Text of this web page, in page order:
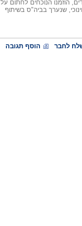
הוזמנו הנוכחים לחתום על
שנערך בביה"ס בשיתוף
לחבר הוסף תגובה